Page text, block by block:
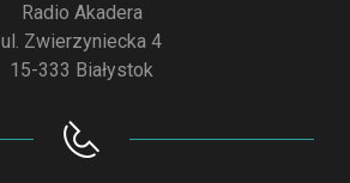
Radio Akadera
ul. Zwierzyniecka 4
15-333 Białystok